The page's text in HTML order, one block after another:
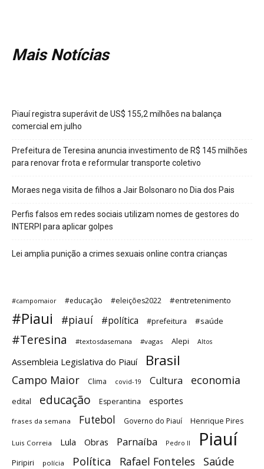
Mais Notícias
Piauí registra superávit de US$ 155,2 milhões na balança
comercial em julho
Prefeitura de Teresina anuncia investimento de R$ 145 milhões
para renovar frota e reformular transporte coletivo
Moraes nega visita de filhos a Jair Bolsonaro no Dia dos Pais
Perfis falsos em redes sociais utilizam nomes de gestores do
INTERPI para aplicar golpes
Lei amplia punição a crimes sexuais online contra crianças
#campomaior #educação #eleições2022 #entretenimento
#Piaui #piauí #política #prefeitura #saúde
#Teresina #textosdasemana #vagas Alepi Altos
Assembleia Legislativa do Piauí Brasil
Campo Maior Clima covid-19 Cultura economia
edital educação Esperantina esportes
frases da semana Futebol Governo do Piauí Henrique Pires
Luis Correia Lula Obras Parnaíba Pedro II Piauí
Piripiri polícia Política Rafael Fonteles Saúde